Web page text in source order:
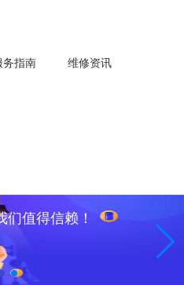
务指南 维修资讯
们值得信赖！